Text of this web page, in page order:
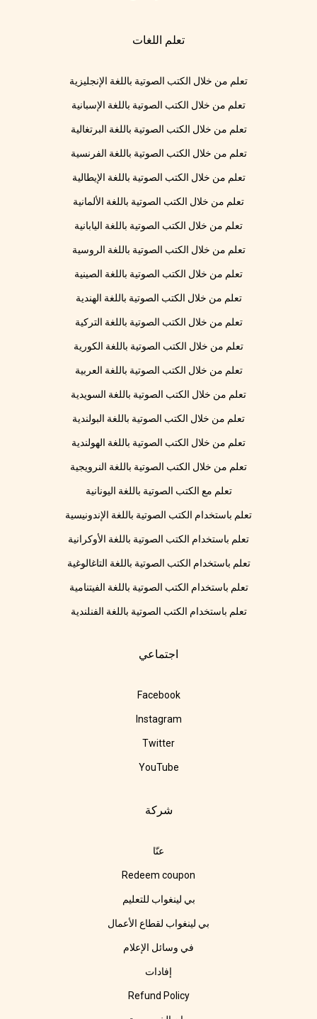
تعلم اللغات
تعلم من خلال الكتب الصوتية باللغة الإنجليزية
تعلم من خلال الكتب الصوتية باللغة الإسبانية
تعلم من خلال الكتب الصوتية باللغة البرتغالية
تعلم من خلال الكتب الصوتية باللغة الفرنسية
تعلم من خلال الكتب الصوتية باللغة الإيطالية
تعلم من خلال الكتب الصوتية باللغة الألمانية
تعلم من خلال الكتب الصوتية باللغة اليابانية
تعلم من خلال الكتب الصوتية باللغة الروسية
تعلم من خلال الكتب الصوتية باللغة الصينية
تعلم من خلال الكتب الصوتية باللغة الهندية
تعلم من خلال الكتب الصوتية باللغة التركية
تعلم من خلال الكتب الصوتية باللغة الكورية
تعلم من خلال الكتب الصوتية باللغة العربية
تعلم من خلال الكتب الصوتية باللغة السويدية
تعلم من خلال الكتب الصوتية باللغة البولندية
تعلم من خلال الكتب الصوتية باللغة الهولندية
تعلم من خلال الكتب الصوتية باللغة النرويجية
تعلم مع الكتب الصوتية باللغة اليونانية
تعلم باستخدام الكتب الصوتية باللغة الإندونيسية
تعلم باستخدام الكتب الصوتية باللغة الأوكرانية
تعلم باستخدام الكتب الصوتية باللغة التاغالوغية
تعلم باستخدام الكتب الصوتية باللغة الفيتنامية
تعلم باستخدام الكتب الصوتية باللغة الفنلندية
اجتماعي
Facebook
Instagram
Twitter
YouTube
شركة
عنّا
Redeem coupon
بي لينغواب للتعليم
بي لينغواب لقطاع الأعمال
في وسائل الإعلام
إفادات
Refund Policy